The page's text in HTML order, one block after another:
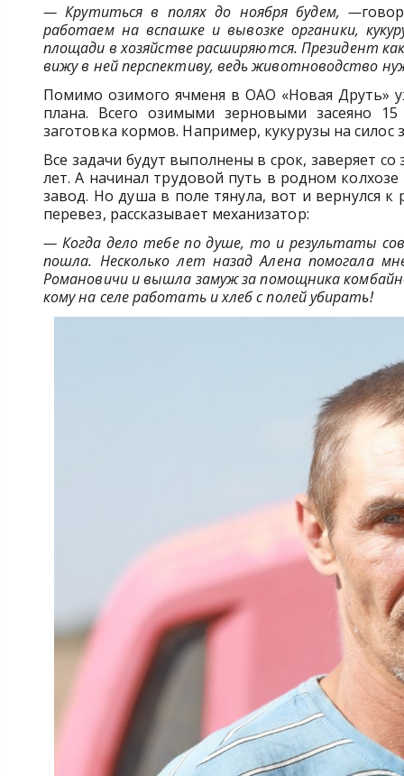
— Крутиться в полях до ноября будем, —
работаем на вспашке и вывозке органики,
площади в хозяйстве расширяются. ­­Президент
вижу в ней перспективу, ведь животноводство
Помимо озимого ячменя в ОАО «Новая Друть»
плана. Всего озимыми зерновыми засеяно
заготовка кормов. Например, кукурузы на
Все задачи будут выполнены в срок, заверяет
лет. А начинал трудовой путь в родном
завод. Но душа в поле тянула, вот и вернулся
перевез, рассказывает механизатор:
— Когда дело тебе по душе, то и результаты
пошла. Несколько лет назад Алена помогала
Романовичи и вышла замуж за помощника
кому на селе работать и хлеб с полей убирать!